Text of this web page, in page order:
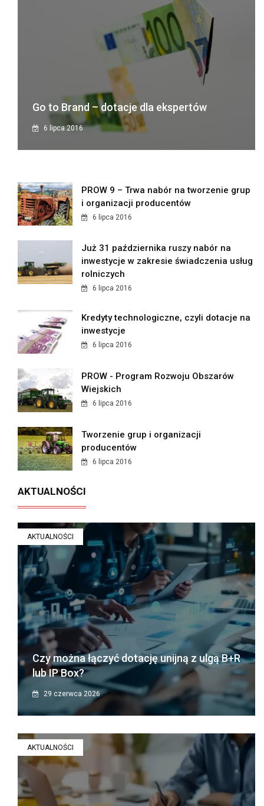
Go to Brand – dotacje dla ekspertów
6 lipca 2016
PROW 9 – Trwa nabór na tworzenie grup
i organizacji producentów
6 lipca 2016
Już 31 października ruszy nabór na
inwestycje w zakresie świadczenia usług
rolniczych
6 lipca 2016
Kredyty technologiczne, czyli dotacje na
inwestycje
6 lipca 2016
PROW - Program Rozwoju Obszarów
Wiejskich
6 lipca 2016
Tworzenie grup i organizacji
producentów
6 lipca 2016
AKTUALNOŚCI
AKTUALNOŚCI
Czy można łączyć dotację unijną z ulgą B+R
lub IP Box?
29 czerwca 2026
AKTUALNOŚCI